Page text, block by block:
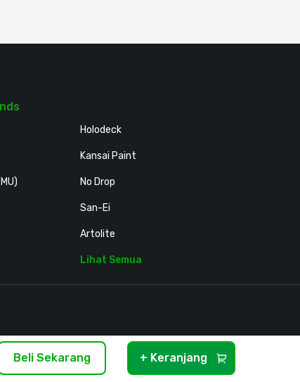
Beli Sekarang + Keranjang
Holodeck
Kansai Paint
No Drop
San-Ei
Artolite
Lihat Semua